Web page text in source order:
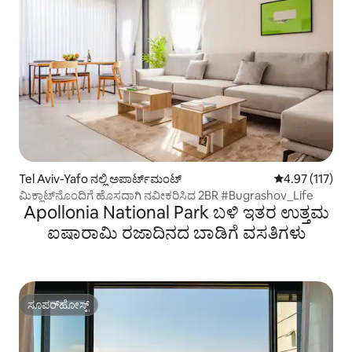
Tel Aviv-Yafo ನಲ್ಲಿ ಅಪಾರ್ಟ್‌ಮಂಟ್ 5 ರಲ್ಲಿ 4.97
4.97 (117)
ಮಿಕ್ಲಾಟ್‌ನೊಂದಿಗೆ ಹೊಸದಾಗಿ ನವೀಕರಿಸಿದ 2BR #Bugrashov_Life
Apollonia National Park ಬಳಿ ಇತರ ಉತ್ತಮ
ಐಷಾರಾಮಿ ರಜಾದಿನದ ಬಾಡಿಗೆ ವಸತಿಗಳು
ಸೂಪರ್‌ಹೋಸ್ಟ್
ಸೂಪರ್‌ಹೋಸ್ಟ್